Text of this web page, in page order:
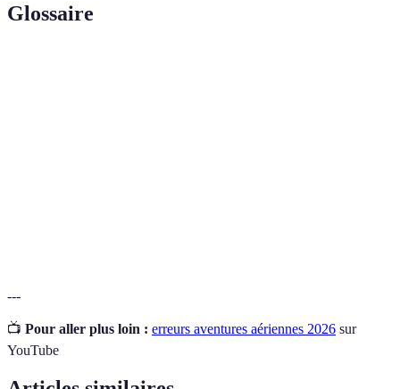
Glossaire
---
📺 Pour aller plus loin : erreurs aventures aériennes 2026 sur
YouTube